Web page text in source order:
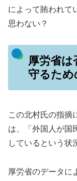
によって賄われて
思わない？
厚労省は
守るた
この北村氏の指摘
は、「外国人が国
しているという状
厚労省のデータに